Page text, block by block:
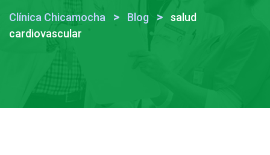
Clínica Chicamocha > Blog >
salud
cardiovascular